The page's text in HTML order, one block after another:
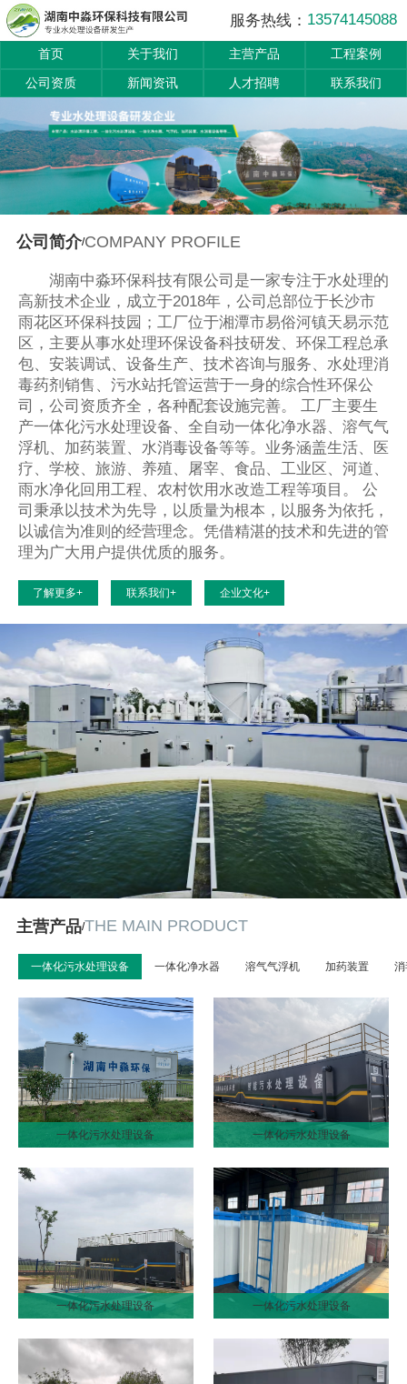
服务热线： 13574145088
首页 关于我们 主营产品
工程案例
公司资质
新闻资讯 人才招聘 联系我们
公司简介/COMPANY PROFILE
湖南中淼环保科技有限公司是一家专注于水处理的
高新技术企业，成立于2018年，公司总部位于长沙市
雨花区环保科技园；工厂位于湘潭市易俗河镇天易示范
区，主要从事水处理环保设备科技研发、环保工程总承
包、安装调试、设备生产、技术咨询与服务、水处理消
毒药剂销售、污水站托管运营于一身的综合性环保公
司，公司资质齐全，各种配套设施完善。 工厂主要生
产一体化污水处理设备、全自动一体化净水器、溶气气
浮机、加药装置、水消毒设备等等。业务涵盖生活、医
疗、学校、旅游、养殖、屠宰、食品、工业区、河道、
雨水净化回用工程、农村饮用水改造工程等项目。 公
司秉承以技术为先导，以质量为根本，以服务为依托，
以诚信为准则的经营理念。凭借精湛的技术和先进的管
理为广大用户提供优质的服务。
了解更多+ 联系我们+ 企业文化+
主营产品/THE MAIN PRODUCT
一体化污水处理设备 一体化净水器 溶气气浮机 加药装置 消
一体化污水处理设备 一体化污水处理设备
一体化污水处理设备 一体化污水处理设备